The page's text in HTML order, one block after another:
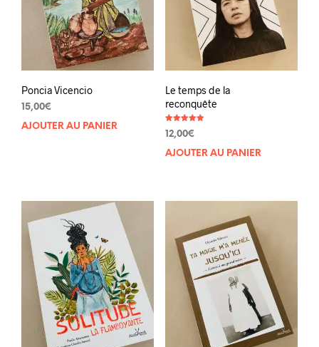
Poncia Vicencio
15,00€
AJOUTER AU PANIER
Le temps de la
reconquête
5.00
12,00€
AJOUTER AU PANIER